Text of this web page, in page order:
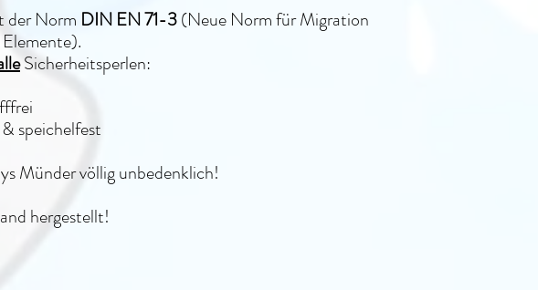
der Norm DIN EN 71-3(Neue Norm für Migration
Sicherheitsperlen:
speichelfest
Münder völlig unbedenklich!
hergestellt!